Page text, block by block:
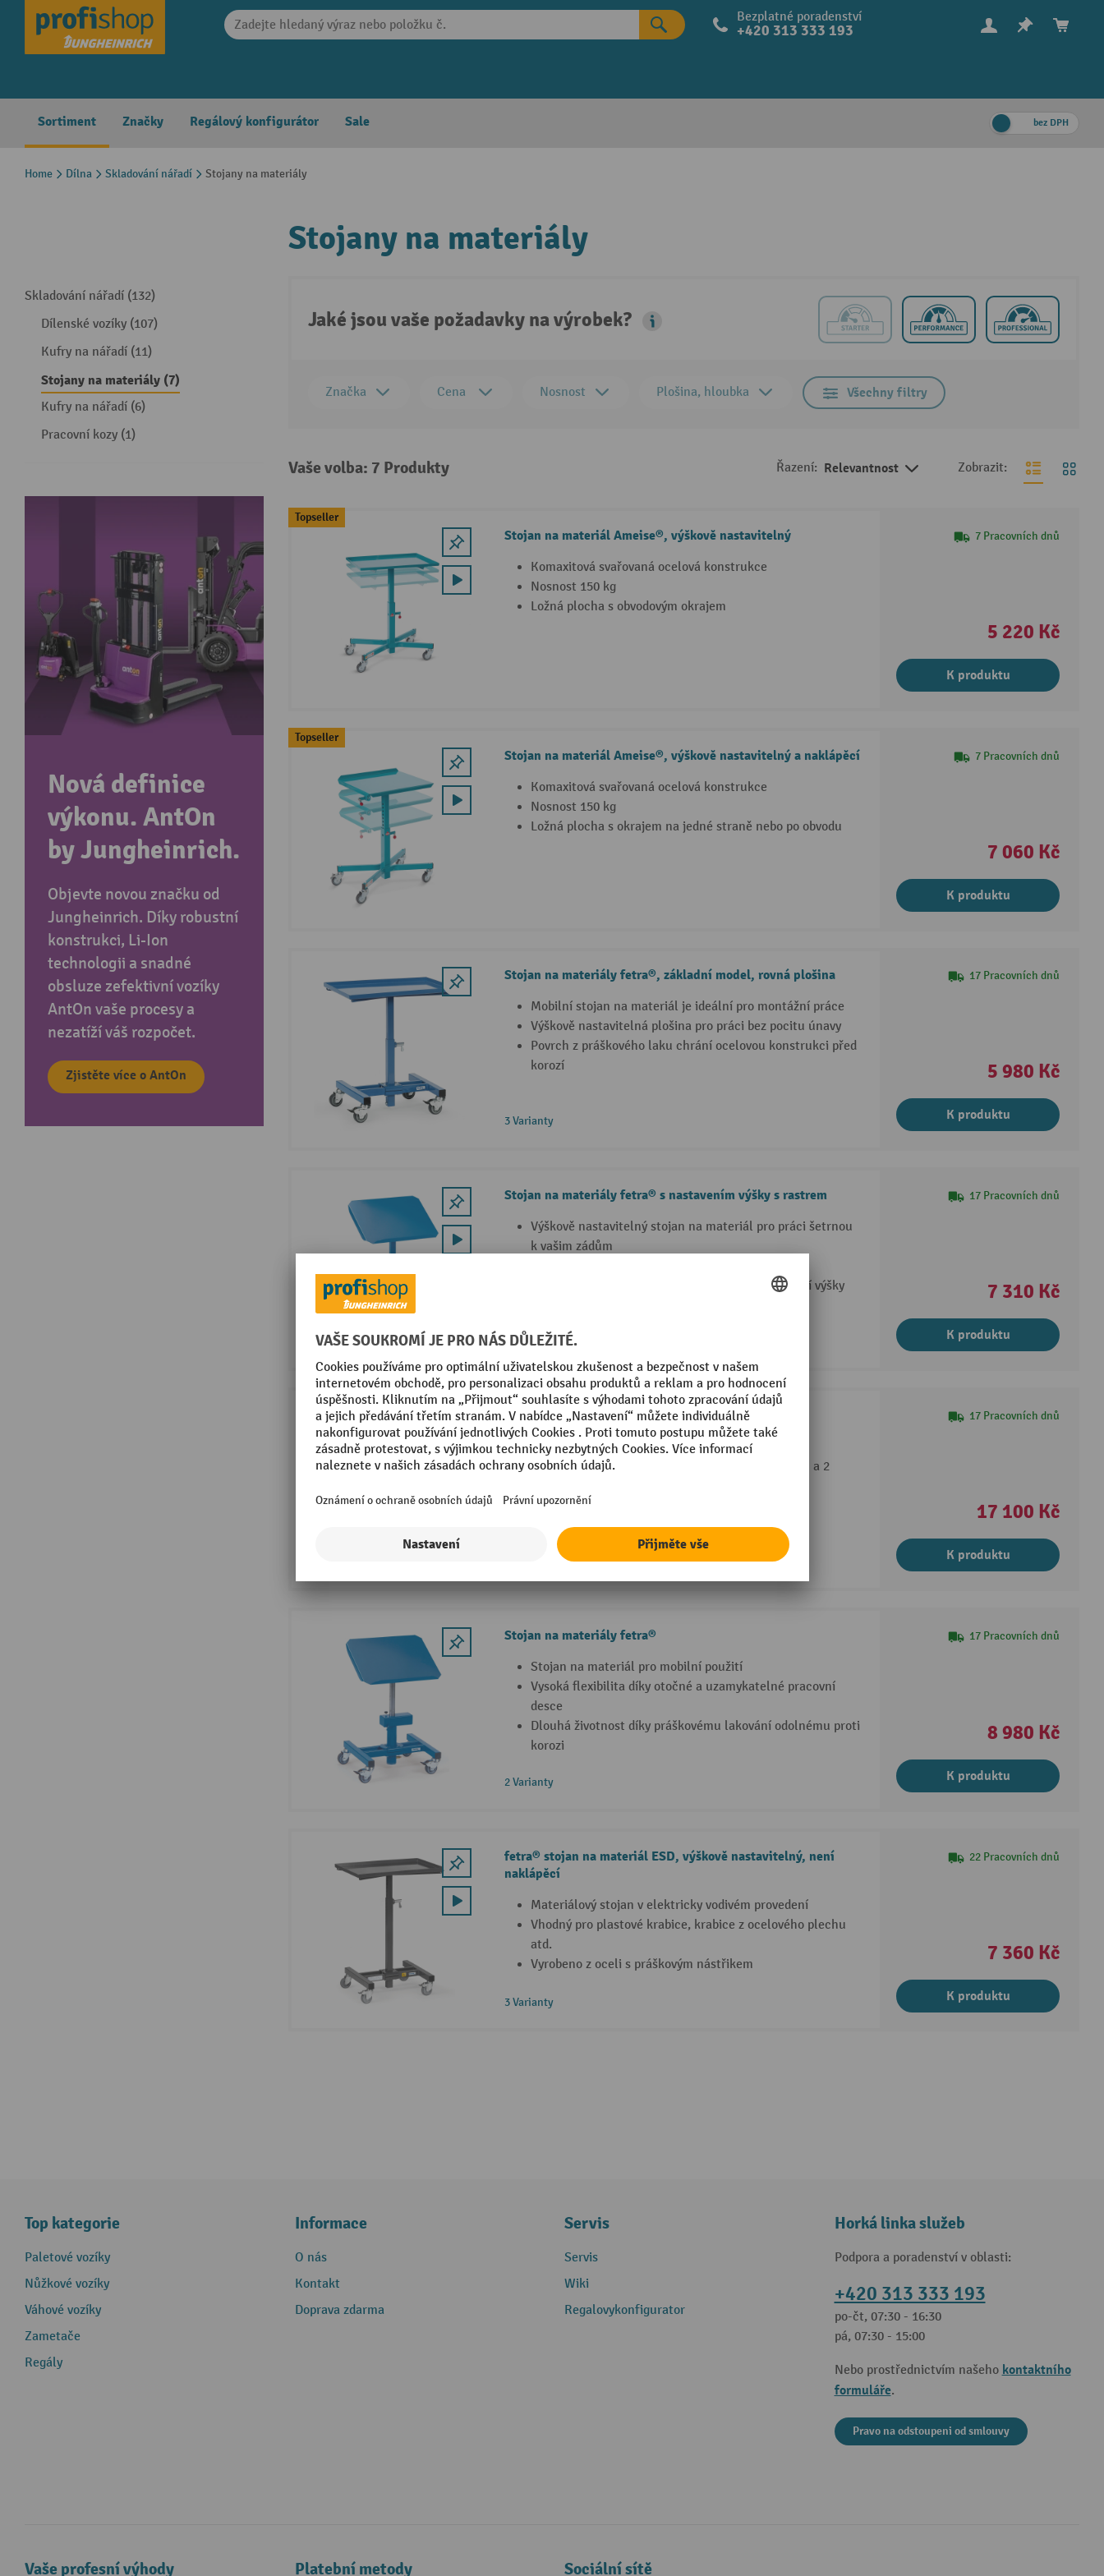
Skip to main navigation Bezplatné poradenství
+420 313 333 193
Sortiment Značky Regálový konfigurátor Sale bez DPH
Home Dílna Skladování nářadí Stojany na materiály
Skladování nářadí (132)
Dílenské vozíky (107)
Kufry na nářadí (11)
Stojany na materiály (7)
Kufry na nářadí (6)
Pracovní kozy (1)
Nová definice
výkonu. AntOn
by Jungheinrich.
Objevte novou značku od
Jungheinrich. Díky robustní
konstrukci, Li-Ion
technologii a snadné
obsluze zefektivní vozíky
AntOn vaše procesy a
nezatíží váš rozpočet.
Zjistěte více o AntOn
Stojany na materiály
Jaké jsou vaše požadavky na výrobek?
Značka Cena Nosnost Plošina, hloubka Všechny filtry
Vaše volba: 7 Produkty Řazení: Relevantnost Zobrazit:
Topseller
Stojan na materiál Ameise®, výškově nastavitelný
Komaxitová svařovaná ocelová konstrukce
Nosnost 150 kg
Ložná plocha s obvodovým okrajem
7 Pracovních dnů
5 220 Kč
K produktu
Topseller
Stojan na materiál Ameise®, výškově nastavitelný a naklápěcí
Komaxitová svařovaná ocelová konstrukce
Nosnost 150 kg
Ložná plocha s okrajem na jedné straně nebo po obvodu
7 Pracovních dnů
7 060 Kč
K produktu
Stojan na materiály fetra®, základní model, rovná plošina
Mobilní stojan na materiál je ideální pro montážní práce
Výškově nastavitelná plošina pro práci bez pocitu únavy
Povrch z práškového laku chrání ocelovou konstrukci před
korozí
3 Varianty
17 Pracovních dnů
5 980 Kč
K produktu
Stojan na materiály fetra® s nastavením výšky s rastrem
Výškově nastavitelný stojan na materiál pro práci šetrnou
k vašim zádům
Dostupné 2 varianty s různým rozsahem nastavení výšky
2 Varianty
17 Pracovních dnů
7 310 Kč
K produktu
Stojan na materiály fetra® s hřebenovým zvedákem
Stojan na materiál s plynulým nastavením výšky
Vysoká nosnost 250 kg díky hřebenovému zvedáku a 2
Ergonomická práce díky naklápěcí pracovní desce
17 Pracovních dnů
17 100 Kč
K produktu
Stojan na materiály fetra®
Stojan na materiál pro mobilní použití
Vysoká flexibilita díky otočné a uzamykatelné pracovní
desce
Dlouhá životnost díky práškovému lakování odolnému proti
korozi
2 Varianty
17 Pracovních dnů
8 980 Kč
K produktu
fetra® stojan na materiál ESD, výškově nastavitelný, není
naklápěcí
Materiálový stojan v elektricky vodivém provedení
Vhodný pro plastové krabice, krabice z ocelového plechu
atd.
Vyrobeno z oceli s práškovým nástřikem
3 Varianty
22 Pracovních dnů
7 360 Kč
K produktu
Top kategorie
Paletové vozíky
Nůžkové vozíky
Váhové vozíky
Zametače
Regály
Informace
O nás
Kontakt
Doprava zdarma
Servis
Servis
Wiki
Regalovykonfigurator
Horká linka služeb
Podpora a poradenství v oblasti:
+420 313 333 193
po-čt, 07:30 - 16:30
pá, 07:30 - 15:00
Nebo prostřednictvím našeho kontaktního
formuláře.
Pravo na odstoupeni od smlouvy
Vaše profesní výhody Platební metody Sociální sítě